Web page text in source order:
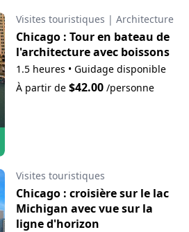
Visites touristiques | Architecture
Chicago : Tour en bateau de
l'architecture avec boissons
1.5 heures • Guidage disponible
À partir de $42.00/personne
Visites touristiques
Chicago : croisière sur le lac
Michigan avec vue sur la
ligne d'horizon